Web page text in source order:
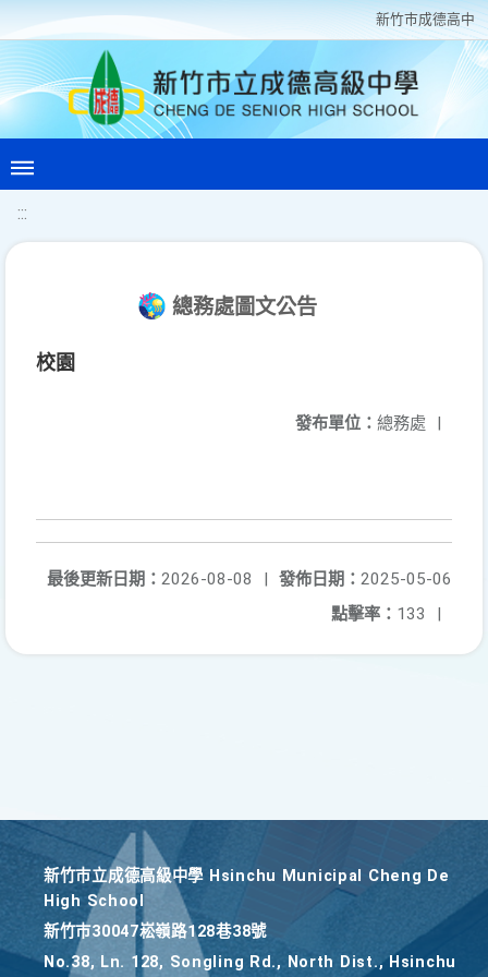
新竹巿成德高中
:::
總務處圖文公告
校園
發布單位： 總務處 |
發佈日期： 2025-05-06
最後更新日期： 2026-08-08
|
點擊率： 133 |
新竹巿立成德高級中學 Hsinchu Municipal Cheng De
High School
新竹巿30047崧嶺路128巷38號
No.38, Ln. 128, Songling Rd., North Dist., Hsinchu